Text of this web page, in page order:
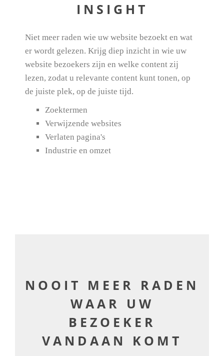
INSIGHT
Niet meer raden wie uw website bezoekt en wat
er wordt gelezen. Krijg diep inzicht in wie uw
website bezoekers zijn en welke content zij
lezen, zodat u relevante content kunt tonen, op
de juiste plek, op de juiste tijd.
Zoektermen
Verwijzende websites
Verlaten pagina's
Industrie en omzet
NOOIT MEER RADEN
WAAR UW
BEZOEKER
VANDAAN KOMT